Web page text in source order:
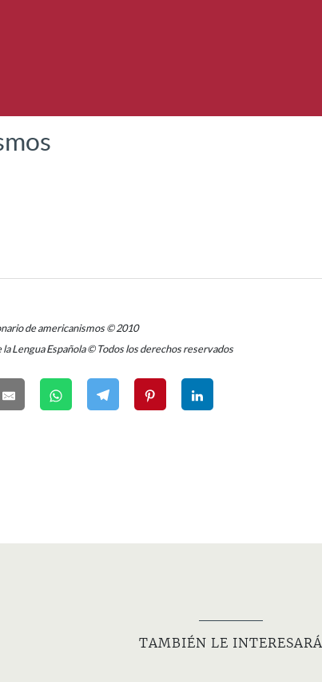
de americanismos © 2010
Lengua Española © Todos los derechos reservados
TAMBIÉN LE INTERESARÁ